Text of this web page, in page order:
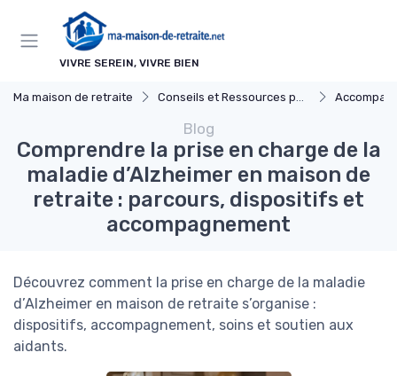
VIVRE SEREIN, VIVRE BIEN
Ma maison de retraite Conseils et Ressources pour les Familles Accompagner un
Blog
Comprendre la prise en charge de la
maladie d’Alzheimer en maison de
retraite : parcours, dispositifs et
accompagnement
Découvrez comment la prise en charge de la maladie
d’Alzheimer en maison de retraite s’organise :
dispositifs, accompagnement, soins et soutien aux
aidants.
Panneau de gestion des cookies